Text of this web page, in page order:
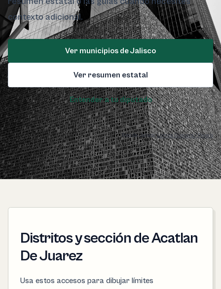
contexto adicional.
Ver municipios de Jalisco
Ver resumen estatal
Entender a tu diputado
Foto de Jalisco:Lornna Guevara / Pexels
Distritos y sección de Acatlan
De Juarez
Usa estos accesos para dibujar límites